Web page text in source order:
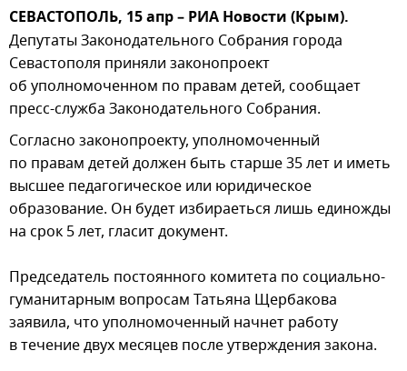
СЕВАСТОПОЛЬ, 15 апр – РИА Новости (Крым).
Депутаты Законодательного Собрания города
Севастополя приняли законопроект
об уполномоченном по правам детей, сообщает
пресс-служба Законодательного Собрания.
Согласно законопроекту, уполномоченный
по правам детей должен быть старше 35 лет и иметь
высшее педагогическое или юридическое
образование. Он будет избираеться лишь единожды
на срок 5 лет, гласит документ.
Председатель постоянного комитета по социально-
гуманитарным вопросам Татьяна Щербакова
заявила, что уполномоченный начнет работу
в течение двух месяцев после утверждения закона.